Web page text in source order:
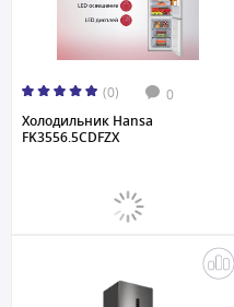
(0) 0
Холодильник Hansa
FK3556.5CDFZX